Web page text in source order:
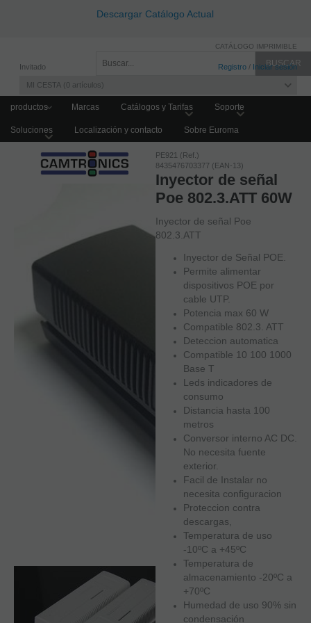
Descargar Catálogo Actual
Invitado Registro / Iniciar sesión
MI CESTA 0 artículos
CATÁLOGO IMPRIMIBLE
productos Marcas Catálogos y Tarifas Soporte
Soluciones Localización y contacto Sobre Euroma
Home SWITCHES Y COMUNICACIONES Accesorios Switches
PE921 (Ref.)
8435476703377 (EAN-13)
Inyector de señal
Poe 802.3.ATT 60W
Inyector de señal Poe
802.3.ATT
Inyector de Señal POE.
Permite alimentar
dispositivos POE por
cable UTP.
Potencia max 60 W
Compatible 802.3. ATT
Deteccion automatica
Compatible 10 100 1000
Base T
Leds indicadores de
consumo
Distancia hasta 100
metros
Conversor interno AC DC.
No necesita fuente
exterior.
Facil de Instalar no
necesita configuracion
Proteccion contra
descargas,
Temperatura de uso
-10ºC a +45ºC
Temperatura de
almacenamiento -20ºC a
+70ºC
Humedad de uso 90% sin
condensación